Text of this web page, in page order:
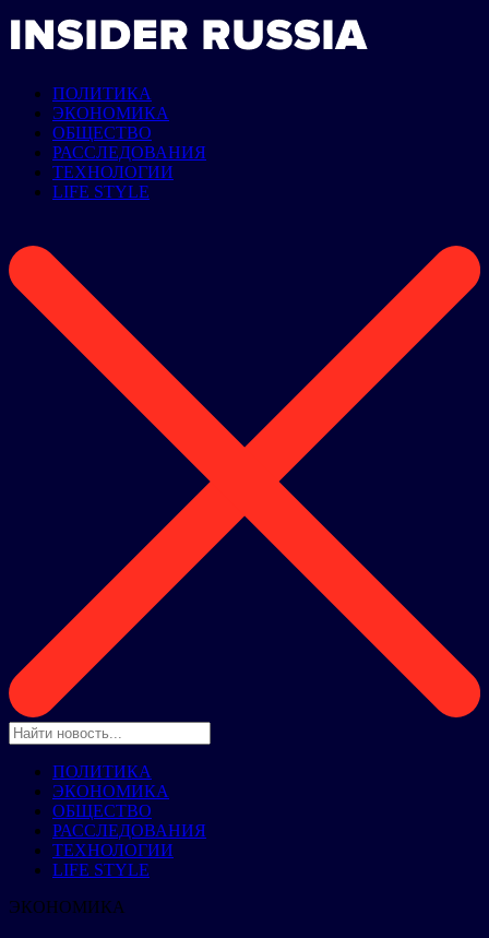
ПОЛИТИКА
ЭКОНОМИКА
ОБЩЕСТВО
РАССЛЕДОВАНИЯ
ТЕХНОЛОГИИ
LIFE STYLE
ПОЛИТИКА
ЭКОНОМИКА
ОБЩЕСТВО
РАССЛЕДОВАНИЯ
ТЕХНОЛОГИИ
LIFE STYLE
ЭКОНОМИКА